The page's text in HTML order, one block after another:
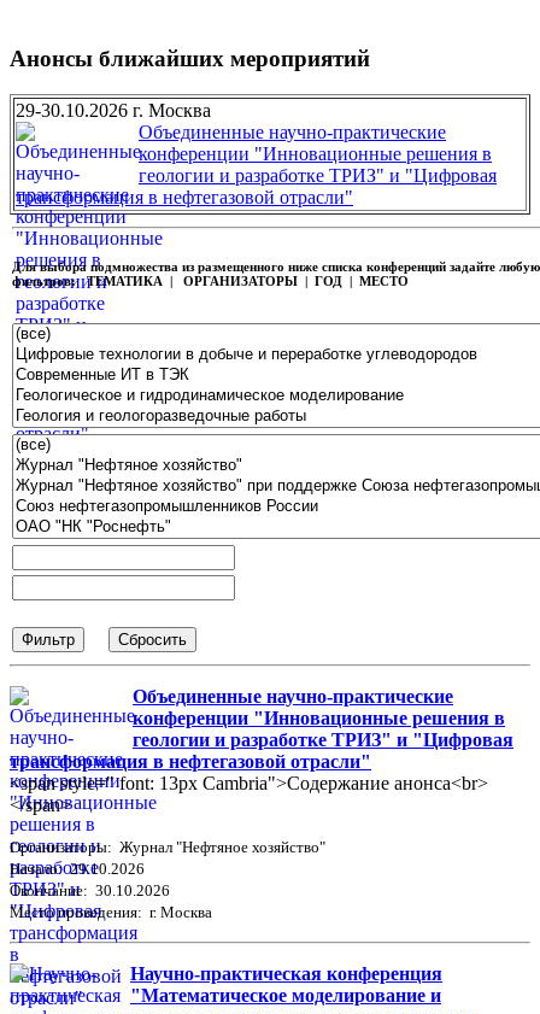
Анонсы ближайших мероприятий
29-30.10.2026 г. Москва
Объединенные научно-практические
конференции "Инновационные решения в
геологии и разработке ТРИЗ" и "Цифровая
трансформация в нефтегазовой отрасли"
Для выбора подмножества из размещенного ниже списка конференций задайте
фильтров:ТЕМАТИКА | ОРГАНИЗАТОРЫ | ГОД | МЕСТО
Объединенные научно-практические
конференции "Инновационные решения в
геологии и разработке ТРИЗ" и "Цифровая
трансформация в нефтегазовой отрасли"
<span style=" font: 13px Cambria">Содержание анонса<br>
</span>
Организаторы: Журнал "Нефтяное хозяйство"
Начало: 29.10.2026
Окончание: 30.10.2026
Место проведения: г. Москва
Научно-практическая конференция
"Математическое моделирование и